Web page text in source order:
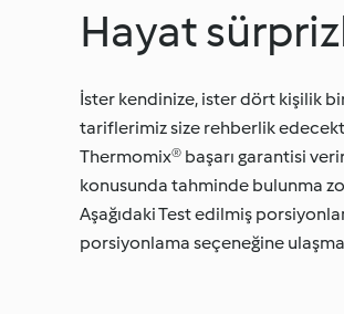
Hayat
İster kendinize, ister dört kişilik
tariflerimiz size rehberlik
Thermomix® başarı garantisi
konusunda tahminde bulunma
Aşağıdaki Test edilmiş
porsiyonlama seçeneğine